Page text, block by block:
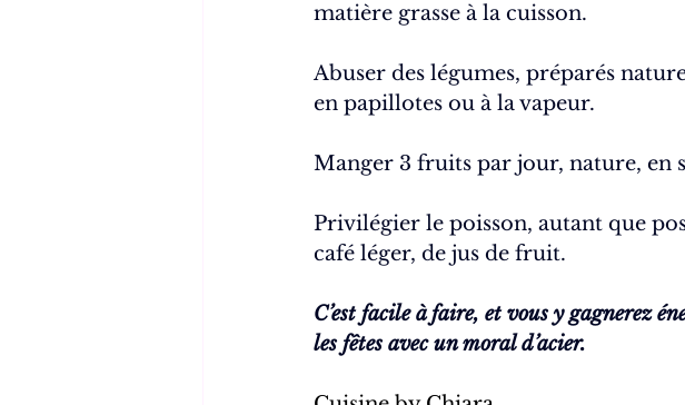
matière grasse à la cuisson.
Abuser des légumes, préparés
en papillotes ou à la vapeur.
Manger 3 fruits par jour, nature, en
Privilégier le poisson, autant que
café léger, de jus de fruit.
C’est facile à faire, et vous y gagnerez
les fêtes avec un moral d’acier.